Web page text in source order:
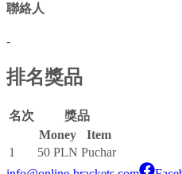
聯絡人
-
排名獎品
名次
獎品
Money
Item
1
50 PLN Puchar